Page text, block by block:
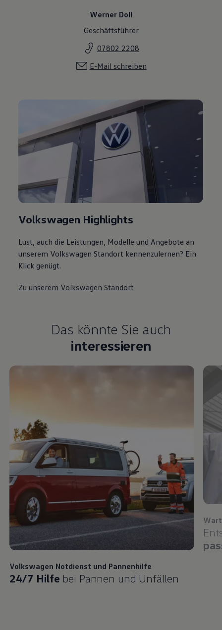
Werner Doll
Geschäftsführer
07802 2208
E-Mail schreiben
Volkswagen Highlights
Lust, auch die Leistungen, Modelle und Angebote an
unserem Volkswagen Standort kennenzulernen? Ein
Klick genügt.
Zu unserem Volkswagen Standort
Das könnte Sie auch
interessieren
Volkswagen Notdienst und Pannenhilfe
24/7 Hilfe bei Pannen und Unfällen